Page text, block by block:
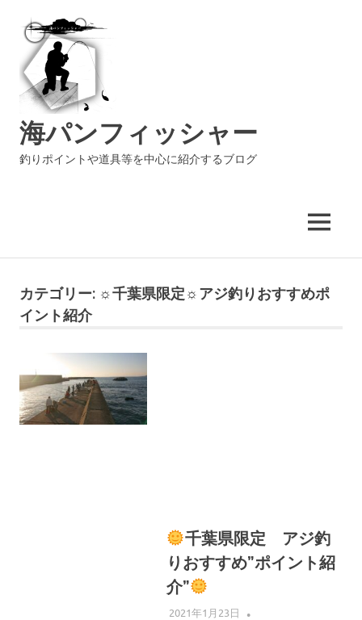
海パンフィッシャー
釣りポイントや道具等を中心に紹介するブログ
MENU
カテゴリー: ☼千葉県限定☼アジ釣りおすすめポ
イント紹介
千葉県限定 アジ釣
りおすすめ”ポイント紹
介”
2021年1月23日